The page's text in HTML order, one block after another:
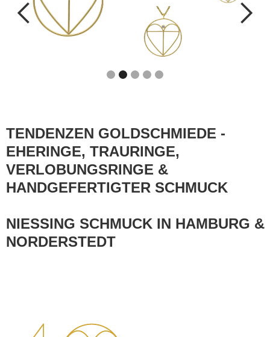
TENDENZEN GOLDSCHMIEDE -
EHERINGE, TRAURINGE,
VERLOBUNGSRINGE &
HANDGEFERTIGTER SCHMUCK
NIESSING SCHMUCK IN HAMBURG &
NORDERSTEDT